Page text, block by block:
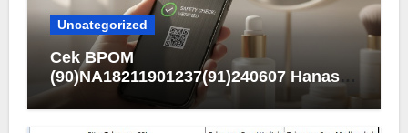
Uncategorized
Cek BPOM
(90)NA18211901237(91)240607 Hanasui
Men Bright Active Serum